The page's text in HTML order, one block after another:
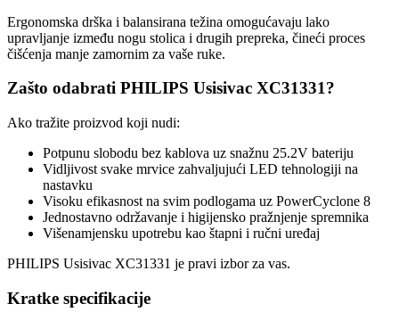
Ergonomska drška i balansirana težina omogućavaju lako
upravljanje između nogu stolica i drugih prepreka, čineći proces
čišćenja manje zamornim za vaše ruke.
Zašto odabrati PHILIPS Usisivac XC31331?
Ako tražite proizvod koji nudi:
Potpunu slobodu bez kablova uz snažnu 25.2V bateriju
Vidljivost svake mrvice zahvaljujući LED tehnologiji na
nastavku
Visoku efikasnost na svim podlogama uz PowerCyclone 8
Jednostavno održavanje i higijensko pražnjenje spremnika
Višenamjensku upotrebu kao štapni i ručni uređaj
PHILIPS Usisivac XC31331 je pravi izbor za vas.
Kratke specifikacije